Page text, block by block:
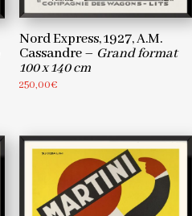
Nord Express, 1927, A.M.
Cassandre – Grand format
100 x 140 cm
250,00€